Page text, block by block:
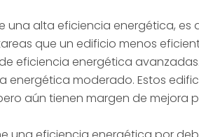
una alta eficiencia energética, es
que un edificio menos
eficiencia energética avanzadas.
energética moderado. Estos
aún tienen margen de mejora